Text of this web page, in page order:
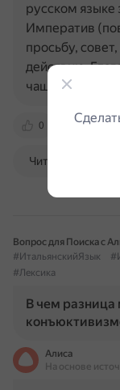
0
русском языке
Императив
просьбу,
действию.
чаще всего
Читать далее
Вопрос для Поиска с
#ИтальянскийЯзык
#Лексика
В чем
Алиса
На основе